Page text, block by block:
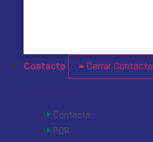
Contacto
Cerrar Contacto
Contacto
PQR